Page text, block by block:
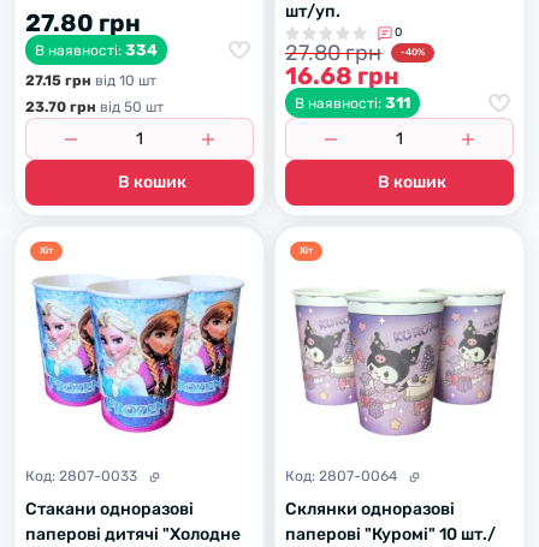
27.80 грн
В наявності: 334
27.15 грн вiд 10 шт
23.70 грн вiд 50 шт
В кошик
шт/уп.
0
27.80 грн -40%
16.68 грн
В наявності: 311
В кошик
Хiт
Код: 2807-0033
Стакани одноразові
паперові дитячі "Холодне
Хiт
Код: 2807-0064
Склянки одноразові
паперові "Куромі" 10 шт./